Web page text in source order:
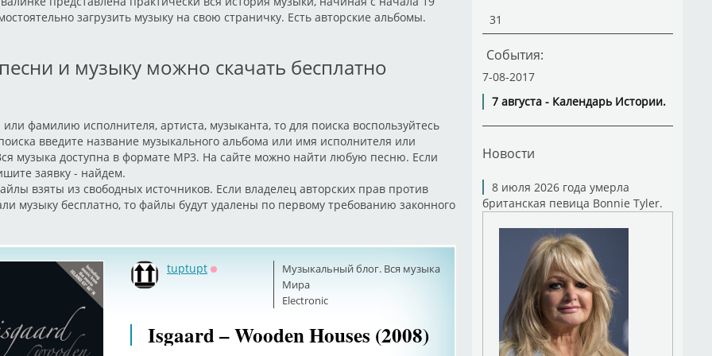
загрузить музыку на свою страничку. Есть авторские альбомы.
и музыку можно скачать бесплатно
фамилию исполнителя, артиста, музыканта, то для поиска воспользуйтесь
введите название музыкального альбома или имя исполнителя или
музыка доступна в формате MP3. На сайте можно найти любую песню. Если
заявку - найдем.
взяты из свободных источников. Если владелец авторских прав против
музыку бесплатно, то файлы будут удалены по первому требованию законного
Музыкальный блог. Вся музыка
Мира
Electronic
tuptupt
Isgaard – Wooden Houses (2008)
31
События:
7-08-2017
7 августа - Календарь Истории.
Новости
8 июля 2026 года умерла
британская певица Bonnie Tyler.